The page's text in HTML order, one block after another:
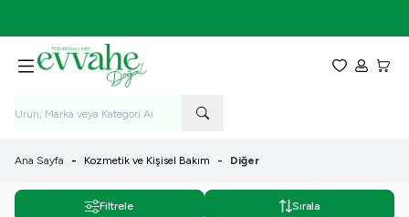
Favorilerim
Hesabım
Ana Sayfa - Kozmetik ve Kişisel Bakım - Diğer
Filtrele Sırala